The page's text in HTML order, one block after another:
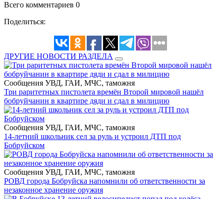
Всего комментариев 0
Поделиться:
ДРУГИЕ НОВОСТИ РАЗДЕЛА
Сообщения УВД, ГАИ, МЧС, таможня
Три раритетных пистолета времён Второй мировой нашёл
бобруйчанин в квартире дяди и сдал в милицию
Сообщения УВД, ГАИ, МЧС, таможня
14-летний школьник сел за руль и устроил ДТП под
Бобруйском
Сообщения УВД, ГАИ, МЧС, таможня
РОВД города Бобруйска напомнили об ответственности за
незаконное хранение оружия